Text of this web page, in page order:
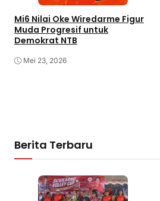
Mi6 Nilai Oke Wiredarme Figur
Muda Progresif untuk
Demokrat NTB
Mei 23, 2026
Berita Terbaru